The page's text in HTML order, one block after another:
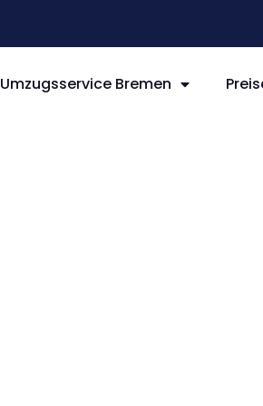
Umzugsservice Bremen